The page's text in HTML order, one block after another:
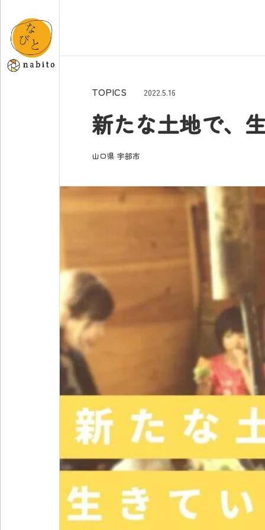
TOPICS 2022.5.16
新たな土地で、
山口県 宇部市